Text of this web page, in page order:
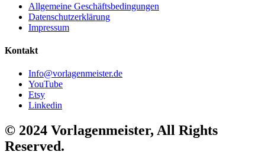
Allgemeine Geschäftsbedingungen
Datenschutzerklärung
Impressum
Kontakt
Info@vorlagenmeister.de
YouTube
Etsy
Linkedin
© 2024 Vorlagenmeister, All Rights
Reserved.